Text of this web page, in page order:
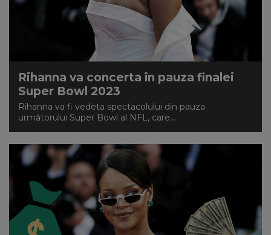
Rihanna va concerta în pauza finalei
Super Bowl 2023
Rihanna va fi vedeta spectacolului din pauza
următorului Super Bowl al NFL, care...